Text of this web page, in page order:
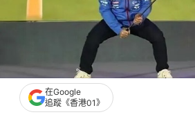
品牌創始人張雪為車隊奪冠慶祝。（新華社公眾號）
在Google
追蹤《香港01》